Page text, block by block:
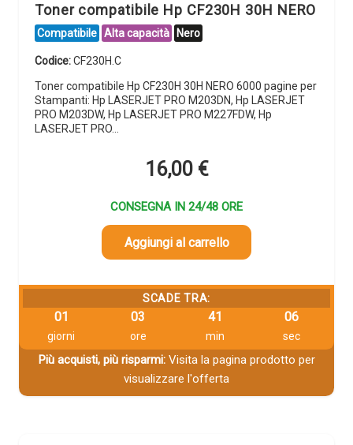
Toner compatibile Hp CF230H 30H NERO
Compatibile Alta capacità Nero
Codice:CF230H.C
Toner compatibile Hp CF230H 30H NERO 6000 pagine per
Stampanti: Hp LASERJET PRO M203DN, Hp LASERJET
PRO M203DW, Hp LASERJET PRO M227FDW, Hp
LASERJET PRO…
16,00 €
CONSEGNA IN 24/48 ORE
Aggiungi al carrello
SCADE TRA:
01
giorni
03
ore
41
min
06
sec
Più acquisti, più risparmi:Visita la pagina prodotto per
visualizzare l'offerta